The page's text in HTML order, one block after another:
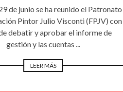
de junio se ha reunido el Patronato
Pintor Julio Visconti (FPJV) con
debatir y aprobar el informe de
gestión y las cuentas ...
LEER MÁS